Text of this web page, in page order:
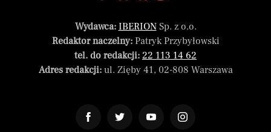
Wydawca: IBERIONSp. z o.o.
Redaktor naczelny:Patryk Przybyłowski
tel. do redakcji: 22 113 14 62
Adres redakcji:ul. Zięby 41, 02-808 Warszawa